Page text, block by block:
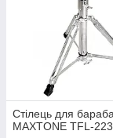
Стілець для
MAXTONE TFL-